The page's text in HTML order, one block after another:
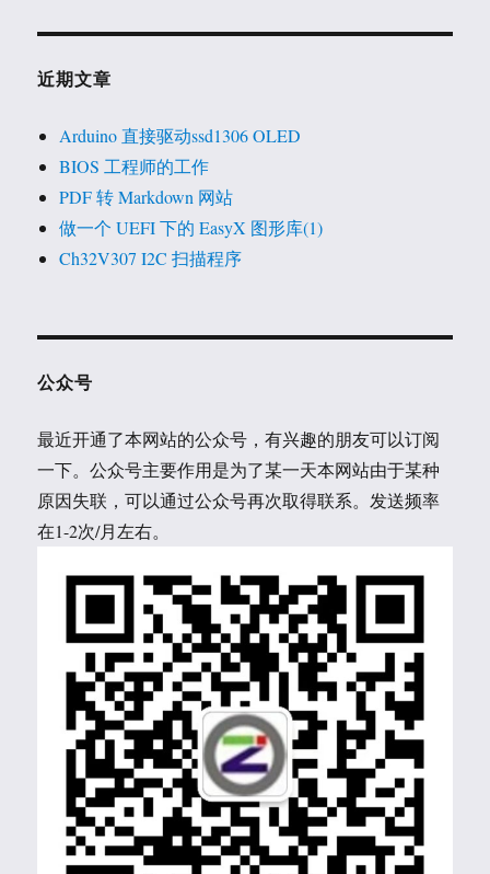
近期文章
Arduino 直接驱动ssd1306 OLED
BIOS 工程师的工作
PDF 转 Markdown 网站
做一个 UEFI 下的 EasyX 图形库(1)
Ch32V307 I2C 扫描程序
公众号
最近开通了本网站的公众号，有兴趣的朋友可以订阅
一下。公众号主要作用是为了某一天本网站由于某种
原因失联，可以通过公众号再次取得联系。发送频率
在1-2次/月左右。